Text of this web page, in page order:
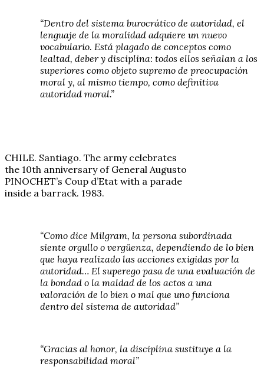
“Dentro del sistema burocrático de autoridad, el
lenguaje de la moralidad adquiere un nuevo
vocabulario. Está plagado de conceptos como
lealtad, deber y disciplina: todos ellos señalan a los
superiores como objeto supremo de preocupación
moral y, al mismo tiempo, como definitiva
autoridad moral.”
CHILE. Santiago. The army celebrates
the 10th anniversary of General Augusto
PINOCHET’s Coup d’Etat with a parade
inside a barrack. 1983.
“Como dice Milgram, la persona subordinada
siente orgullo o vergüenza, dependiendo de lo bien
que haya realizado las acciones exigidas por la
autoridad… El superego pasa de una evaluación de
la bondad o la maldad de los actos a una
valoración de lo bien o mal que uno funciona
dentro del sistema de autoridad”
“Gracias al honor, la disciplina sustituye a la
responsabilidad moral”